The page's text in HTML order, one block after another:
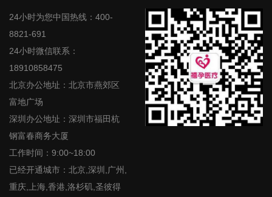
24小时为您中国热线：400-
8821-691
24小时微信联系：
18910858475
北京办公地址：北京市燕郊区
富地广场
深圳办公地址：深圳市福田杭
钢富春商务大厦
工作时间：9:00~18:00
已经开通城市：北京,深圳,广州,
重庆,上海,香港,洛杉矶,圣彼得